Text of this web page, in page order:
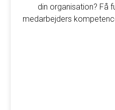
din organisation? Få
medarbejders